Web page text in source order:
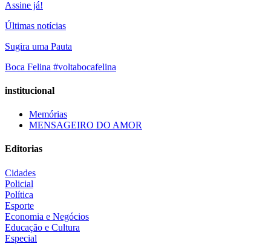
Assine já!
Últimas notícias
Sugira uma Pauta
Boca Felina #voltabocafelina
institucional
Memórias
MENSAGEIRO DO AMOR
Editorias
Cidades
Policial
Política
Esporte
Economia e Negócios
Educação e Cultura
Especial